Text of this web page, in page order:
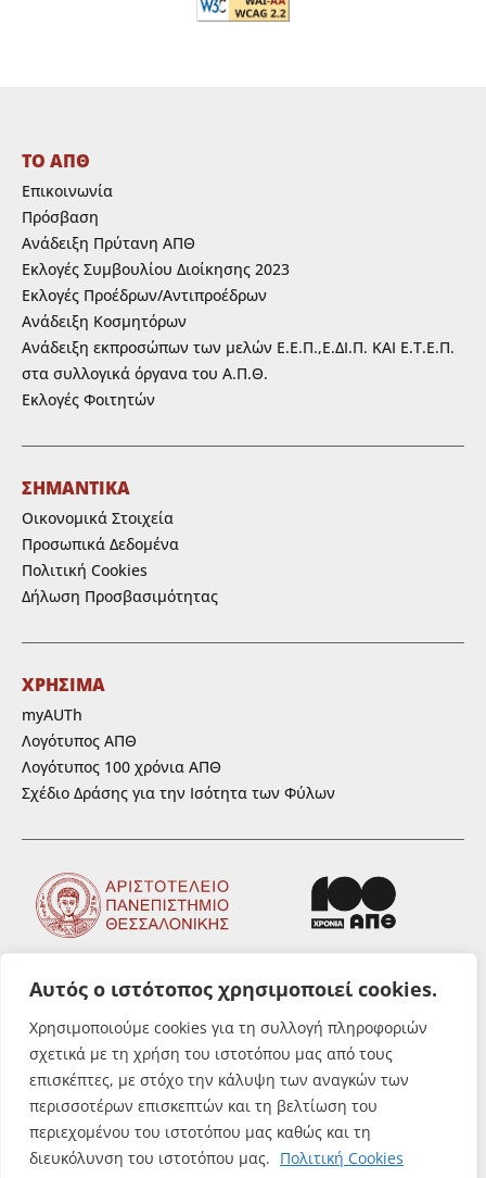
Αυτός ο ιστότοπος χρησιμοποιεί cookies.
Χρησιμοποιούμε cookies για τη συλλογή πληροφοριών
σχετικά με τη χρήση του ιστοτόπου μας από τους
επισκέπτες, με στόχο την κάλυψη των αναγκών των
περισσοτέρων επισκεπτών και τη βελτίωση του
περιεχομένου του ιστοτόπου μας καθώς και τη
διευκόλυνση του ιστοτόπου μας. Πολιτική Cookies
ΤΟ ΑΠΘ
Επικοινωνία
Πρόσβαση
Ανάδειξη Πρύτανη ΑΠΘ
Εκλογές Συμβουλίου Διοίκησης 2023
Εκλογές Προέδρων/Αντιπροέδρων
Ανάδειξη Κοσμητόρων
Ανάδειξη εκπροσώπων των μελών Ε.Ε.Π.,Ε.ΔΙ.Π. ΚΑΙ Ε.Τ.Ε.Π.
στα συλλογικά όργανα του Α.Π.Θ.
Εκλογές Φοιτητών
ΣΗΜΑΝΤΙΚΑ
Οικονομικά Στοιχεία
Προσωπικά Δεδομένα
Πολιτική Cookies
Δήλωση Προσβασιμότητας
ΧΡΗΣΙΜΑ
myAUTh
Λογότυπος ΑΠΘ
Λογότυπος 100 χρόνια ΑΠΘ
Σχέδιο Δράσης για την Ισότητα των Φύλων
© Αριστοτέλειο Πανεπιστήμιο